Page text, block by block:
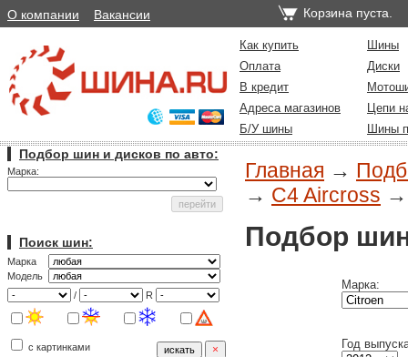
О компании Вакансии Корзина пуста.
Как купить
Шины
Оплата
Диски
В кредит
Адреса магазинов
Цепи
Б/У шины
Шины
Подбор шин и дисков по авто:
Марка:
Поиск шин:
Марка
Модель
/
R
с картинками
Главная →
→ C4 Aircross
Подбор
Марка:
Год